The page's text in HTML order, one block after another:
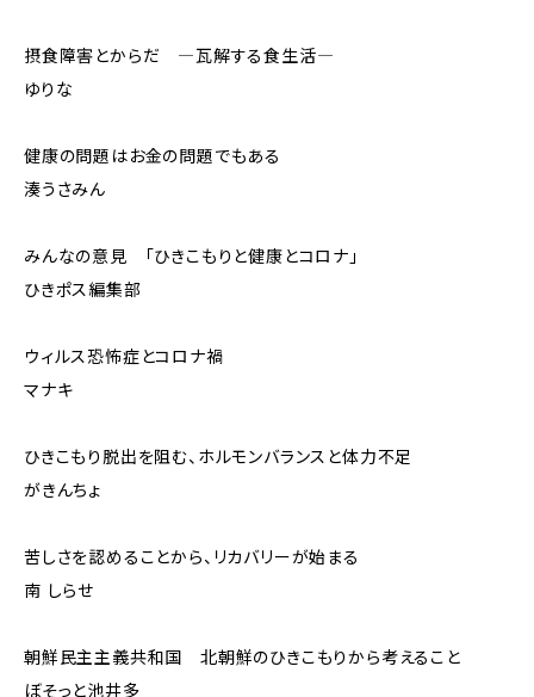
摂食障害とからだ ―瓦解する食生活―
ゆりな
健康の問題はお金の問題でもある
湊うさみん
みんなの意見 「ひきこもりと健康とコロナ」
ひきポス編集部
ウィルス恐怖症とコロナ禍
マナキ
ひきこもり脱出を阻む、ホルモンバランスと体力不足
がきんちょ
苦しさを認めることから、リカバリーが始まる
南 しらせ
朝鮮民主主義共和国 北朝鮮のひきこもりから考えること
ぼそっと池井多